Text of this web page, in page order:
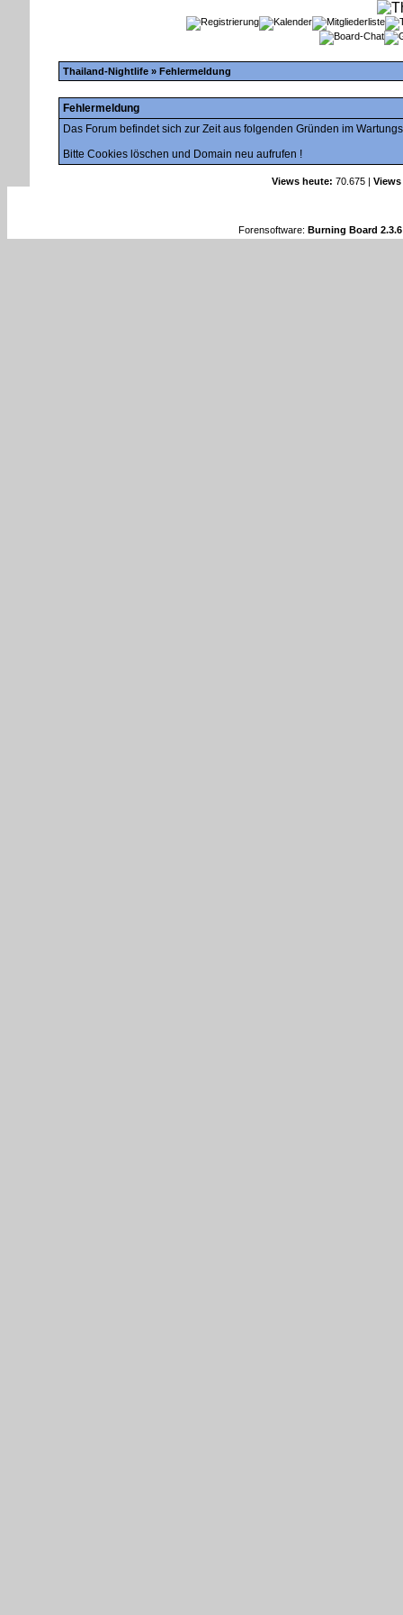
Thailand-Nightlife » Fehlermeldung
Fehlermeldung
Das Forum befindet sich zur Zeit aus folgenden Gründen im
Bitte Cookies löschen und Domain neu aufrufen !
Views heute: 70.675 |
Forensoftware: Burning Board 2.3.6